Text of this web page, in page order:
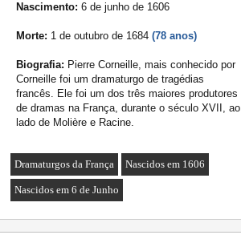
Nascimento: 6 de junho de 1606
Morte: 1 de outubro de 1684 (78 anos)
Biografia: Pierre Corneille, mais conhecido por
Corneille foi um dramaturgo de tragédias
francês. Ele foi um dos três maiores produtores
de dramas na França, durante o século XVII, ao
lado de Molière e Racine.
Dramaturgos da França Nascidos em 1606
Nascidos em 6 de Junho